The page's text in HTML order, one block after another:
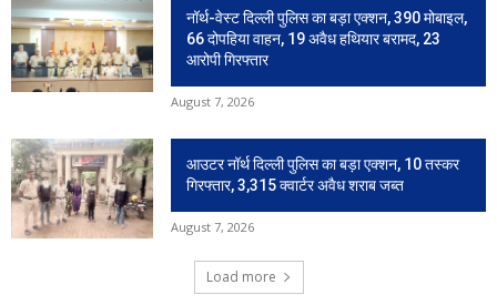
नॉर्थ-वेस्ट दिल्ली पुलिस का बड़ा एक्शन, 390 मोबाइल,
66 दोपहिया वाहन, 19 अवैध हथियार बरामद, 23
आरोपी गिरफ्तार
August 7, 2026
आउटर नॉर्थ दिल्ली पुलिस का बड़ा एक्शन, 10 तस्कर
गिरफ्तार, 3,315 क्वार्टर अवैध शराब जब्त
August 7, 2026
Load more